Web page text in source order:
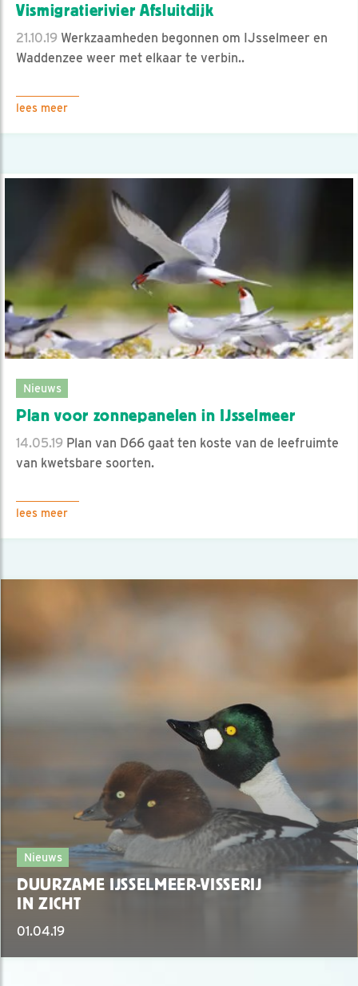
Vismigratierivier Afsluitdijk
21.10.19 Werkzaamheden begonnen om IJsselmeer en
Waddenzee weer met elkaar te verbin..
lees meer
Nieuws
Plan voor zonnepanelen in IJsselmeer
14.05.19 Plan van D66 gaat ten koste van de leefruimte
van kwetsbare soorten.
lees meer
Nieuws
DUURZAME IJSSELMEER-VISSERIJ
IN ZICHT
01.04.19